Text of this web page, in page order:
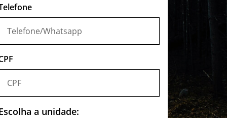
a unidade: